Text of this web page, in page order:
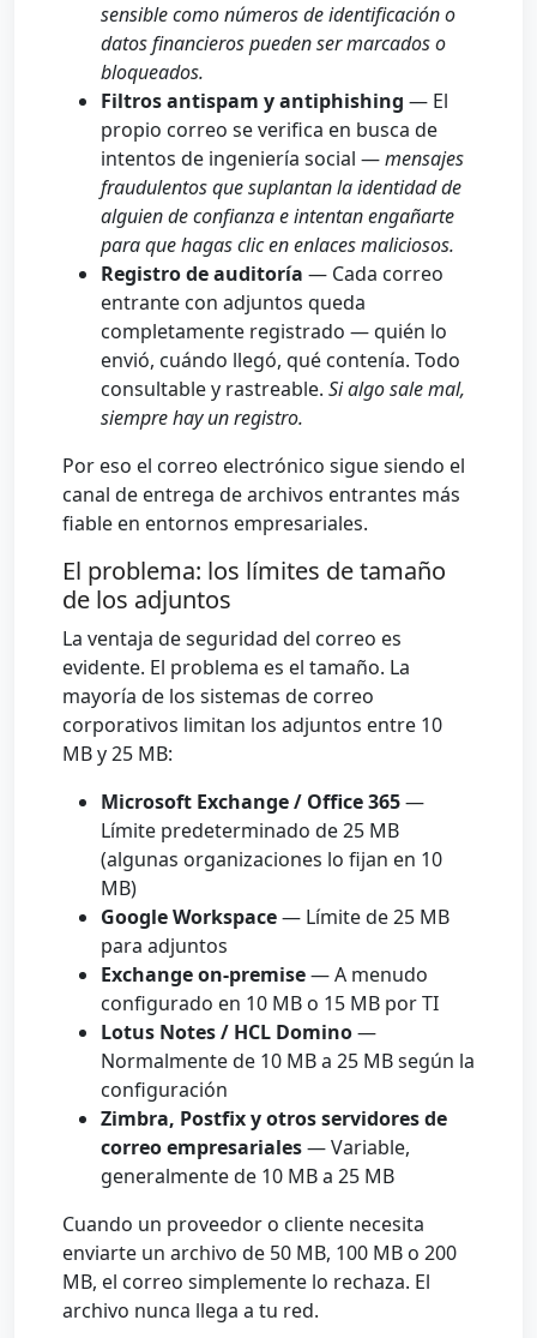
sensible como números de identificación o
datos financieros pueden ser marcados o
bloqueados.
Filtros antispam y antiphishing — El
propio correo se verifica en busca de
intentos de ingeniería social —mensajes
fraudulentos que suplantan la identidad de
alguien de confianza e intentan engañarte
para que hagas clic en enlaces maliciosos.
Registro de auditoría — Cada correo
entrante con adjuntos queda
completamente registrado — quién lo
envió, cuándo llegó, qué contenía. Todo
consultable y rastreable. Si algo sale mal,
siempre hay un registro.
Por eso el correo electrónico sigue siendo el
canal de entrega de archivos entrantes más
fiable en entornos empresariales.
El problema: los límites de tamaño
de los adjuntos
La ventaja de seguridad del correo es
evidente. El problema es el tamaño. La
mayoría de los sistemas de correo
corporativos limitan los adjuntos entre 10
MB y 25 MB:
Microsoft Exchange / Office 365—
Límite predeterminado de 25 MB
(algunas organizaciones lo fijan en 10
MB)
Google Workspace— Límite de 25 MB
para adjuntos
Exchange on-premise— A menudo
configurado en 10 MB o 15 MB por TI
Lotus Notes / HCL Domino—
Normalmente de 10 MB a 25 MB según la
configuración
Zimbra, Postfix y otros servidores de
correo empresariales— Variable,
generalmente de 10 MB a 25 MB
Cuando un proveedor o cliente necesita
enviarte un archivo de 50 MB, 100 MB o 200
MB, el correo simplemente lo rechaza. El
archivo nunca llega a tu red.